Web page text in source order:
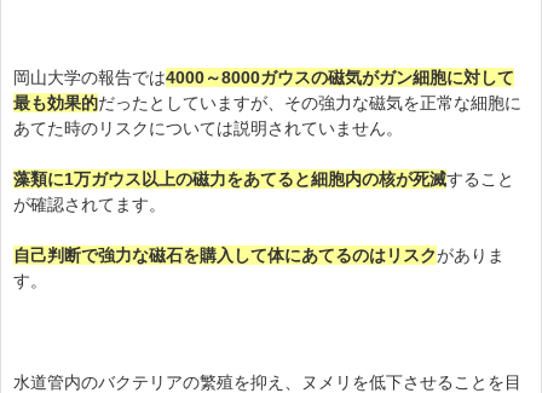
岡山大学の報告では4000～8000ガウスの磁気がガン細胞に対して
最も効果的だったとしていますが、その強力な磁気を正常な細胞に
あてた時のリスクについては説明されていません。
藻類に1万ガウス以上の磁力をあてると細胞内の核が死滅すること
が確認されてます。
自己判断で強力な磁石を購入して体にあてるのはリスクがありま
す。
水道管内のバクテリアの繁殖を抑え、ヌメリを低下させることを目